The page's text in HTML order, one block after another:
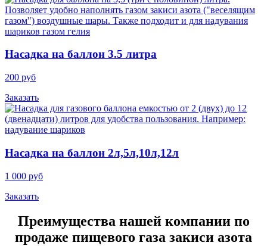
Насадка на баллон 3.5 литра
200 руб
Заказать
Насадка на баллон 2л,5л,10л,12л
1 000 руб
Заказать
Преимущества нашей компании по
продаже пищевого газа закиси азота